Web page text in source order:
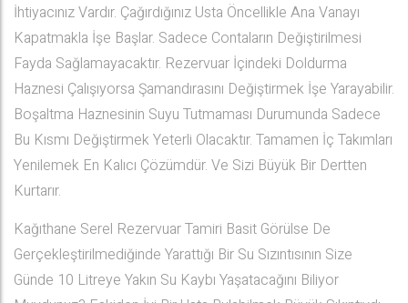
İhtiyacınız Vardır. Çağırdığınız Usta Öncellikle Ana Vanayı
Kapatmakla İşe Başlar. Sadece Contaların Değiştirilmesi
Fayda Sağlamayacaktır. Rezervuar İçindeki Doldurma
Haznesi Çalışıyorsa Şamandırasını Değiştirmek İşe Yarayabilir.
Boşaltma Haznesinin Suyu Tutmaması Durumunda Sadece
Bu Kısmı Değiştirmek Yeterli Olacaktır. Tamamen İç Takımları
Yenilemek En Kalıcı Çözümdür. Ve Sizi Büyük Bir Dertten
Kurtarır.
Kağıthane Serel Rezervuar Tamiri Basit Görülse De
Gerçekleştirilmediğinde Yarattığı Bir Su Sızıntısının Size
Günde 10 Litreye Yakın Su Kaybı Yaşatacağını Biliyor